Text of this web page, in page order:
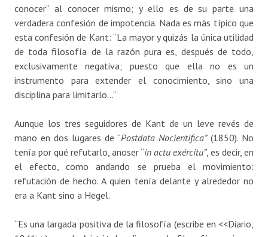
conocer” al conocer mismo; y ello es de su parte una
verdadera confesión de impotencia. Nada es más típico que
esta confesión de Kant: “La mayor y quizás la única utilidad
de toda filosofía de la razón pura es, después de todo,
exclusivamente negativa; puesto que ella no es un
instrumento para extender el conocimiento, sino una
disciplina para limitarlo…”
Aunque los tres seguidores de Kant de un leve revés de
mano en dos lugares de “Postdata Nocientífica”(1850). No
tenía por qué refutarlo, anoser “in actu exércitu”, es decir, en
el efecto, como andando se prueba el movimiento:
refutación de hecho. A quien tenía delante y alrededor no
era a Kant sino a Hegel.
“Es una largada positiva de la filosofía (escribe en <<Diario,